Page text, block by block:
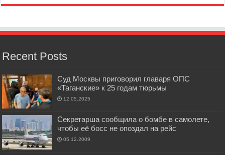
Recent Posts
Суд Москвы приговорил главаря ОПС
«Таганские» к 25 годам тюрьмы
12.05.2025
Секретарша сообщила о бомбе в самолете,
чтобы её босс не опоздал на рейс
05.12.2009